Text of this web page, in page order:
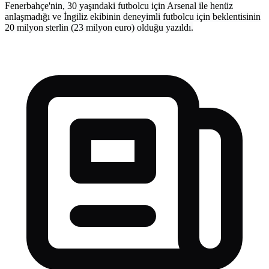
Fenerbahçe'nin, 30 yaşındaki futbolcu için Arsenal ile henüz
anlaşmadığı ve İngiliz ekibinin deneyimli futbolcu için beklentisinin
20 milyon sterlin (23 milyon euro) olduğu yazıldı.